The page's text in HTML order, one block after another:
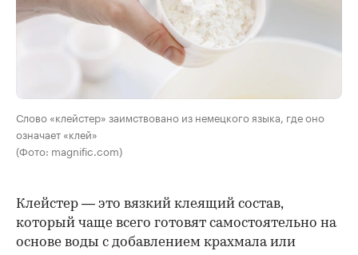
Слово «клейстер» заимствовано из немецкого языка, где оно
означает «клей»
(Фото: magnific.com)
Клейстер — это вязкий клеящий состав,
который чаще всего готовят самостоятельно на
основе воды с добавлением крахмала или